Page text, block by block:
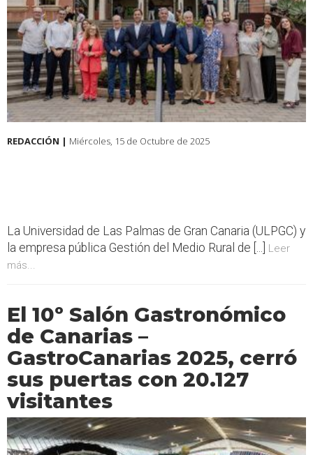
REDACCIÓN | Miércoles, 15 de Octubre de 2025
La Universidad de Las Palmas de Gran Canaria (ULPGC) y
la empresa pública Gestión del Medio Rural de [...]
Leer
más...
El 10º Salón Gastronómico
de Canarias –
GastroCanarias 2025, cerró
sus puertas con 20.127
visitantes